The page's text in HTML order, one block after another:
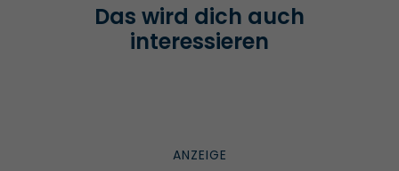
Das wird dich auch
interessieren